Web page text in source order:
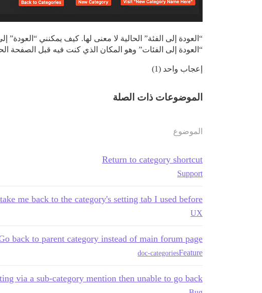
“العودة إلى الفئات” وهو المكان الذي كنت فيه قبل الصفحة
إعجاب واحد (1)
الموضوعات ذات الصلة
الموضوع
Return to category shortcut
Support
me back to the category's setting tab I used before
UX
back to parent category instead of main forum page
Feature
doc-categories
via a sub-category mention then unable to go back